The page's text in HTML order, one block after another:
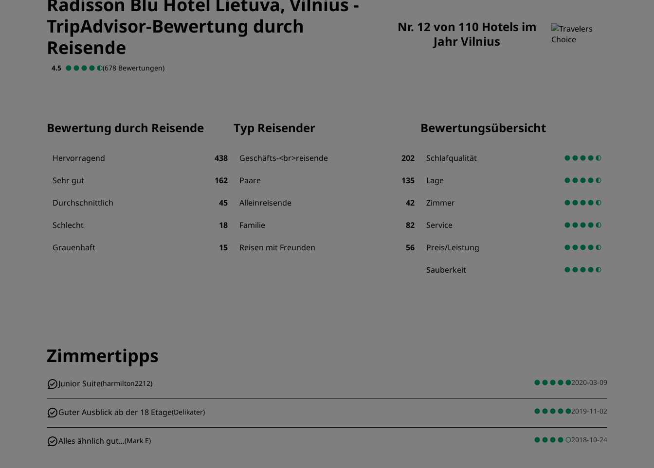
TripAdvisor-Bewertung durch
Reisende
4.5 (678 Bewertungen)
Nr. 12 von 110 Hotels im
Jahr Vilnius
Bewertung durch Reisende
Hervorragend 438
Sehr gut 162
Durchschnittlich 45
Schlecht 18
Grauenhaft 15
Typ Reisender
Geschäfts-<br>reisende 202
Paare 135
Alleinreisende 42
Familie 82
Reisen mit Freunden 56
Bewertungsübersicht
Schlafqualität
Lage
Zimmer
Service
Preis/Leistung
Sauberkeit
Zimmertipps
Junior Suite(harmilton2212) 2020-03-09
Guter Ausblick ab der 18 Etage(Delikater) 2019-11-02
Alles ähnlich gut...(Mark E) 2018-10-24